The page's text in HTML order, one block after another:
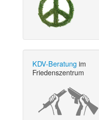
KDV-Beratung im
Friedenszentrum